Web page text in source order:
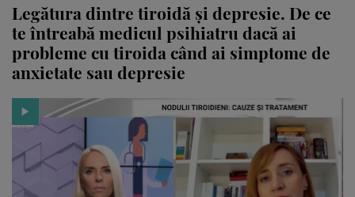
Legătura dintre tiroidă și depresie. De ce
te întreabă medicul psihiatru dacă ai
probleme cu tiroida când ai simptome de
anxietate sau depresie